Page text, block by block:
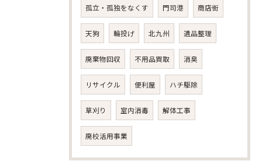
孤立・孤独をなくす 門司港 商店街
天狗 輪投げ 北九州 遺品整理
廃棄物回収 不用品買取 消臭
リサイクル 便利屋 ハチ駆除
草刈り 室内消毒 解体工事
廃校活用事業